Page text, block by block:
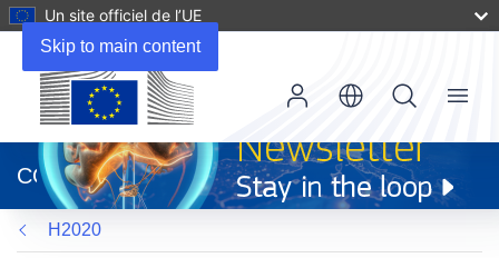
Skip to main content
Un site officiel de l’UE
dans
une
nouvelle
fenêtre)
CORDIS
Menu
H2020